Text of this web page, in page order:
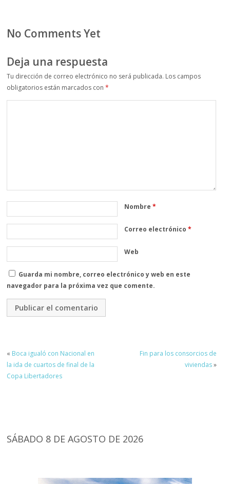
No Comments Yet
Deja una respuesta
Tu dirección de correo electrónico no será publicada. Los campos
obligatorios están marcados con*
Nombre*
Correo electrónico*
Web
Guarda mi nombre, correo electrónico y web en este
navegador para la próxima vez que comente.
« Boca igualó con Nacional en
la ida de cuartos de final de la
Copa Libertadores
Fin para los consorcios de
viviendas»
SÁBADO 8 DE AGOSTO DE 2026